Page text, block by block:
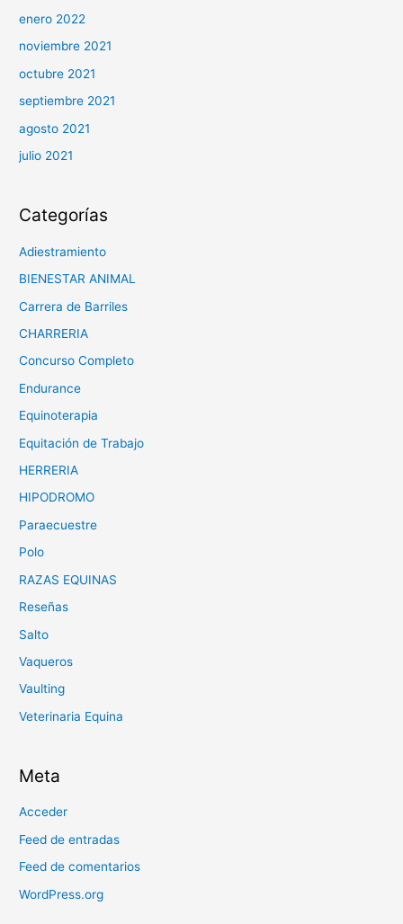
enero 2022
noviembre 2021
octubre 2021
septiembre 2021
agosto 2021
julio 2021
Categorías
Adiestramiento
BIENESTAR ANIMAL
Carrera de Barriles
CHARRERIA
Concurso Completo
Endurance
Equinoterapia
Equitación de Trabajo
HERRERIA
HIPODROMO
Paraecuestre
Polo
RAZAS EQUINAS
Reseñas
Salto
Vaqueros
Vaulting
Veterinaria Equina
Meta
Acceder
Feed de entradas
Feed de comentarios
WordPress.org